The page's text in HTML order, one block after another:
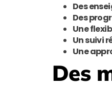
Des
Des
Une
Un suivi
Une
Des